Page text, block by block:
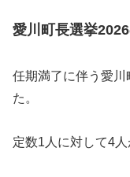
愛川町長選挙
任期満了に伴う愛
た。
定数1人に対して4人